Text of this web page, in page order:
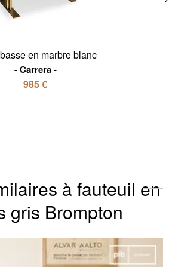
en marbre blanc
Carrera
985 €
à fauteuil en
gris Brompton